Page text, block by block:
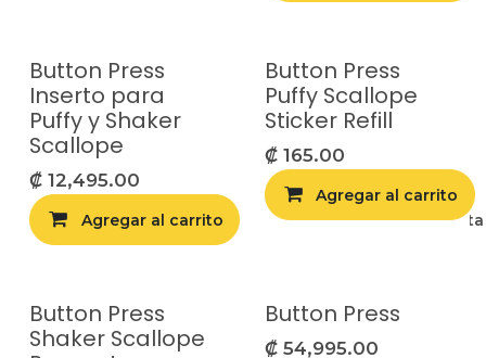
Button Press
Inserto para
Puffy y Shaker
Scallope
₡ 12,495.00
Agregar al carrito Agregar a la
Button Press
Puffy Scallope
Sticker Refill
₡ 165.00
Agregar al carrito
Button Press
Shaker Scallope
Button Press
₡ 54,995.00